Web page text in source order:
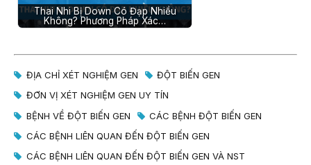
Thai Nhi Bị Down Có Đạp Nhiều
Không? Phương Pháp Xác…
ĐỊA CHỈ XÉT NGHIỆM GEN
ĐỘT BIẾN GEN
ĐƠN VỊ XÉT NGHIỆM GEN UY TÍN
BỆNH VỀ ĐỘT BIẾN GEN
CÁC BỆNH ĐỘT BIẾN GEN
CÁC BỆNH LIÊN QUAN ĐẾN ĐỘT BIẾN GEN
CÁC BỆNH LIÊN QUAN ĐẾN ĐỘT BIẾN GEN VÀ NST